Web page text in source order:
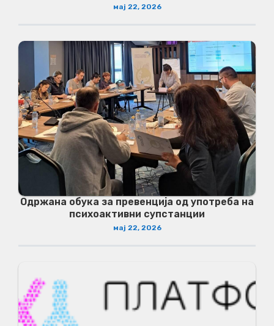
мај 22, 2026
Одржана обука за превенција од употреба на
психоактивни супстанции
мај 22, 2026